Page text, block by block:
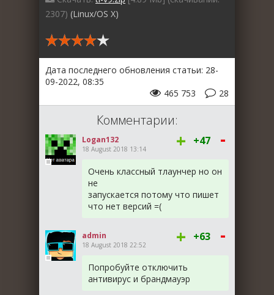
2307) (Linux/OS X)
Дата последнего обновления статьи: 28-
09-2022, 08:35
28
465 753
Комментарии:
Logan132
18 August 2018 13:14 + +47 -
Очень классный тлаунчер но он
не
запускается потому что пишет
что нет версий =(
admin
18 August 2018 22:52 + +63 -
Попробуйте отключить
антивирус и брандмауэр